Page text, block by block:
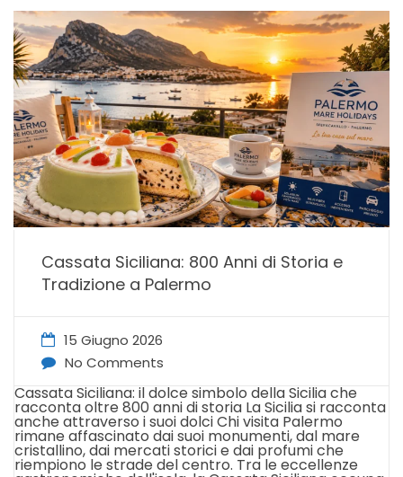
Cassata Siciliana: 800 Anni di Storia e
Tradizione a Palermo
15 Giugno 2026
No Comments
Cassata Siciliana: il dolce simbolo della Sicilia che
racconta oltre 800 anni di storia La Sicilia si racconta
anche attraverso i suoi dolci Chi visita Palermo
rimane affascinato dai suoi monumenti, dal mare
cristallino, dai mercati storici e dai profumi che
riempiono le strade del centro. Tra le eccellenze